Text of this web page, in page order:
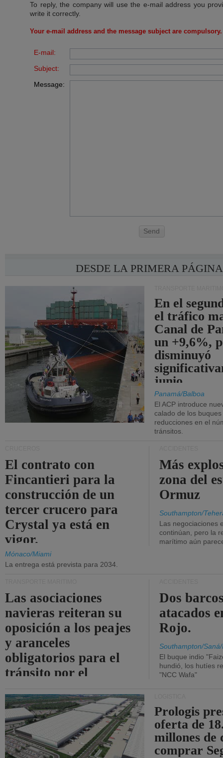
To reply, the company will use the e-mail address you
write it correctly.
Your e-mail address and the message subject are compulsory.
E-mail:
Subject:
Message:
Send
DESDE LA PRIMERA PÁGINA
En el
el tráfico
Canal de
un +9,6%,
disminuyó
junio.
Panamá/Balboa
El ACP introduce
calado de los
reducciones en el
tránsitos.
El contrato con
Fincantieri para la
construcción de un
tercer crucero para
Crystal ya está en
vigor.
Mónaco/Miami
La entrega está prevista para 2034.
Más
zona del
Ormuz
Southampton/
Las negociaciones
continúan, pero la
marítimo aún
Las asociaciones
navieras reiteran su
oposición a los peajes
y aranceles
obligatorios para el
tránsito por el
Dos
atacados
Rojo.
Southampton/
El buque indio
hundió, los hutíes
"NCC Wafa"
Prologis
oferta de
millones de
comprar